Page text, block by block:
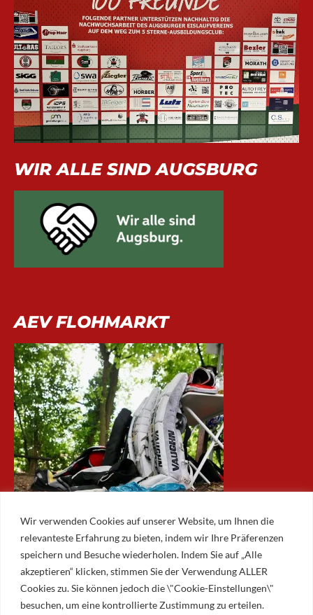
Wir verwenden Cookies auf unserer Website, um Ihnen die
relevanteste Erfahrung zu bieten, indem wir Ihre Präferenzen
speichern und Besuche wiederholen. Indem Sie auf „Alle
akzeptieren“ klicken, stimmen Sie der Verwendung ALLER
Cookies zu. Sie können jedoch die \"Cookie-Einstellungen\"
besuchen, um eine kontrollierte Zustimmung zu erteilen.
WIR ALLE SIND AUGSBURG
AEV FLOHMARKT
ARCHIV
Archiv